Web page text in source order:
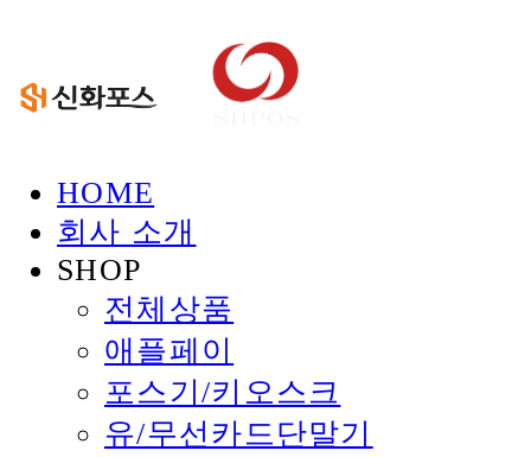
HOME
회사 소개
SHOP
전체상품
애플페이
포스기/키오스크
유/무선카드단말기